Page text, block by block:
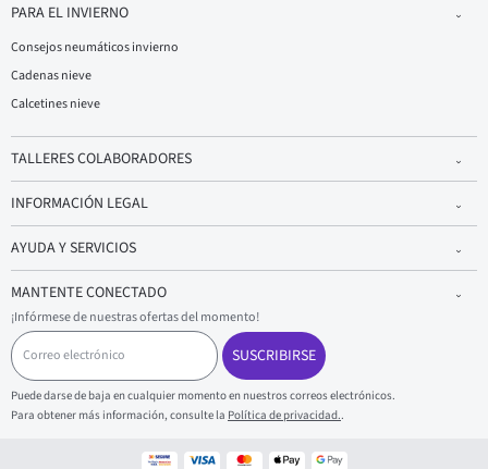
PARA EL INVIERNO
Consejos neumáticos invierno
Cadenas nieve
Calcetines nieve
TALLERES COLABORADORES
INFORMACIÓN LEGAL
AYUDA Y SERVICIOS
MANTENTE CONECTADO
¡Infórmese de nuestras ofertas del momento!
C
o
r
r
e
o
SUSCRIBIRSE
Puede darse de baja en cualquier momento en nuestros correos electrónicos.
Para obtener más información, consulte la Política de privacidad..